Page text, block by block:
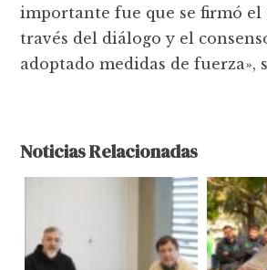
importante fue que se firmó el
través del diálogo y el
adoptado medidas de fuerza»,
Noticias Relacionadas